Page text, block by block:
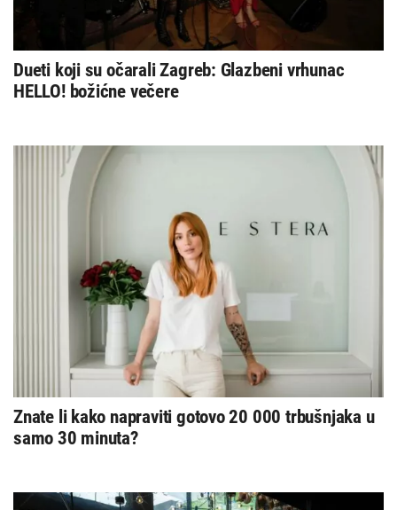
Dueti koji su očarali Zagreb: Glazbeni vrhunac
HELLO! božićne večere
Znate li kako napraviti gotovo 20 000 trbušnjaka u
samo 30 minuta?